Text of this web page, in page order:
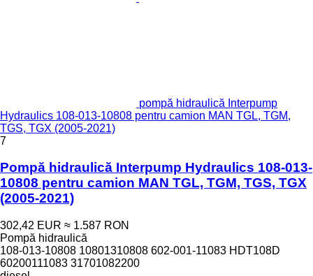
pompă hidraulică Interpump
Hydraulics 108-013-10808 pentru camion MAN TGL, TGM,
TGS, TGX (2005-2021)
7
Pompă hidraulică Interpump Hydraulics 108-013-
10808 pentru camion MAN TGL, TGM, TGS, TGX
(2005-2021)
302,42 EUR ≈ 1.587 RON
Pompă hidraulică
108-013-10808 10801310808 602-001-11083 HDT108D
60200111083 31701082200